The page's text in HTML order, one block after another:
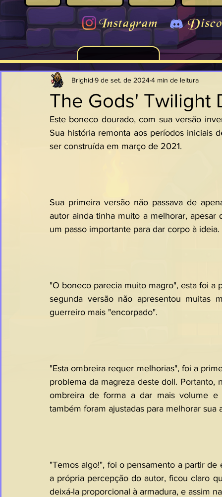
Instagram
The Gods' Twilight
Brighid 9 de set. de 20244 min de leitura
Este boneco dourado, com sua versão
Sua história remonta aos períodos iniciais
ser construída em março de 2021.
Sua primeira versão não passava de
autor ainda tinha muito a melhorar,
um passo importante para dar corpo à ideia.
"O boneco parecia muito magro", esta foi a
segunda versão não apresentou muitas
guerreiro mais "encorpado".
"Esta ombreira requer melhorias", foi a
problema da magreza deste doll. Portanto,
ombreira de forma a dar mais volume e
também foram ajustadas para melhorar sua
"Temos algo!", foi o pensamento a partir
a própria percepção do autor, ficou claro
deixá-la proporcional à armadura, e assim